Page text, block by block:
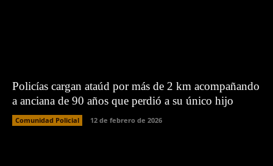
Policías cargan ataúd por más de 2 km acompañando
a anciana de 90 años que perdió a su único hijo
Comunidad Policial 12 de febrero de 2026